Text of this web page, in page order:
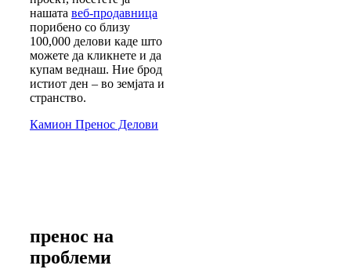
нашата веб-продавница
порибено со близу
100,000 делови каде што
можете да кликнете и да
купам веднаш. Ние брод
истиот ден – во земјата и
странство.
Камион Пренос Делови
пренос на
проблеми